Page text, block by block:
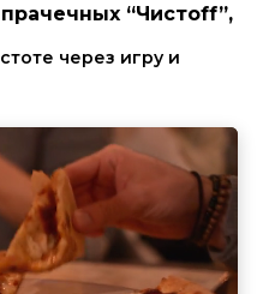
“Чистоff”,
через игру и